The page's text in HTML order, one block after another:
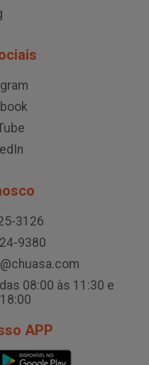
3126
9380
08:00 às 11:30 e
APP